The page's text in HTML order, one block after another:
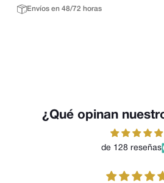
Envíos en 48/72 horas
¿Qué opinan
de 128 reseñas